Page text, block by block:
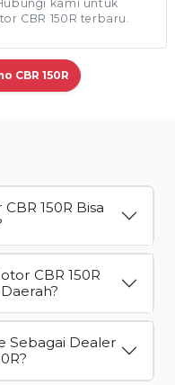
kami untuk
CBR 150R terbaru.
CBR 150R
150R Bisa
CBR 150R
Sebagai Dealer